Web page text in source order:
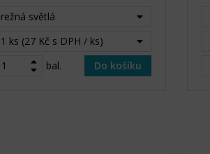
režná světlá
1 ks (27 Kč s DPH / ks)
bal.
Do košíku